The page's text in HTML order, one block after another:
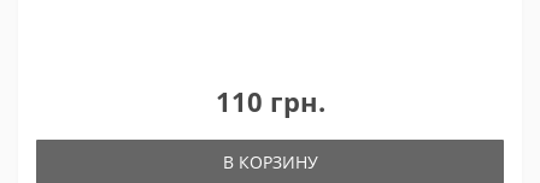
110 грн.
В КОРЗИНУ